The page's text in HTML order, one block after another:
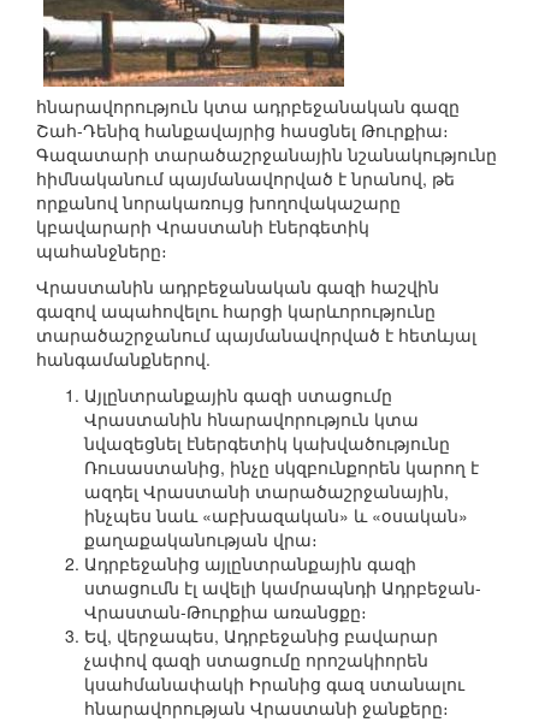
հնարավորություն կտա ադրբեջանական գազը
Շահ-Դենիզ հանքավայրից հասցնել Թուրքիա։
Գազատարի տարածաշրջանային նշանակությունը
հիմնականում պայմանավորված է նրանով, թե
որքանով նորակառույց խողովակաշարը
կբավարարի Վրաստանի էներգետիկ
պահանջները։
Վրաստանին ադրբեջանական գազի հաշվին
գազով ապահովելու հարցի կարևորությունը
տարածաշրջանում պայմանավորված է հետևյալ
հանգամանքներով.
Այլընտրանքային գազի ստացումը
Վրաստանին հնարավորություն կտա
նվազեցնել էներգետիկ կախվածությունը
Ռուսաստանից, ինչը սկզբունքորեն կարող է
ազդել Վրաստանի տարածաշրջանային,
ինչպես նաև «աբխազական» և «օսական»
քաղաքականության վրա։
Ադրբեջանից այլընտրանքային գազի
ստացումն էլ ավելի կամրապնդի Ադրբեջան-
Վրաստան-Թուրքիա առանցքը։
Եվ, վերջապես, Ադրբեջանից բավարար
չափով գազի ստացումը որոշակիորեն
կսահմանափակի Իրանից գազ ստանալու
հնարավորության Վրաստանի ջանքերը։